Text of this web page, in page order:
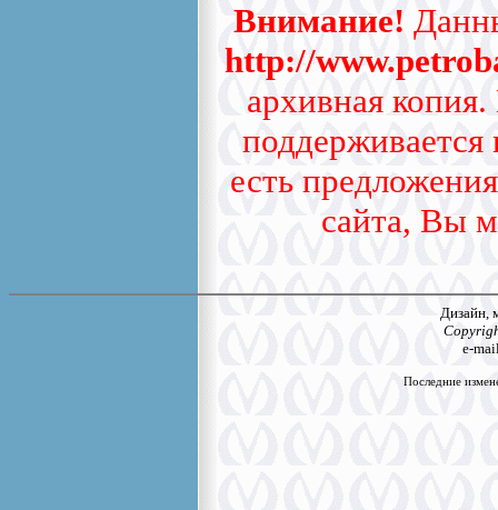
Внимание!
http://
архивная
есть
сайта, Вы
Дизайн,
e-
Последние